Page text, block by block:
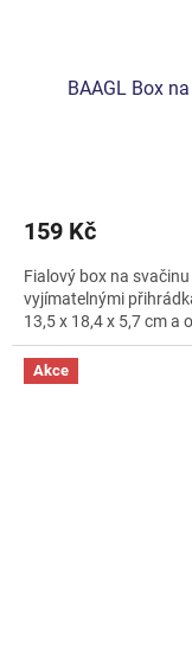
BAAGL Box
159 Kč
Fialový box na
vyjímatelnými
13,5 x 18,4 x 5,7 cm a
Akce